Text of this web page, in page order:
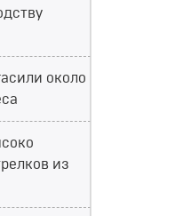
около
из